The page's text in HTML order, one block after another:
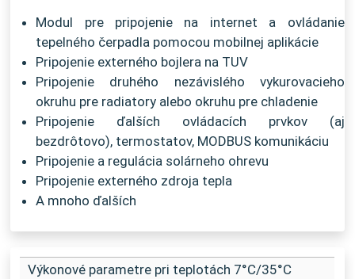
Modul pre pripojenie na internet a ovládanie
tepelného čerpadla pomocou mobilnej aplikácie
Pripojenie externého bojlera na TUV
Pripojenie druhého nezávislého vykurovacieho
okruhu pre radiatory alebo okruhu pre chladenie
Pripojenie ďalších ovládacích prvkov (aj
bezdrôtovo), termostatov, MODBUS komunikáciu
Pripojenie a regulácia solárneho ohrevu
Pripojenie externého zdroja tepla
A mnoho ďalších
Výkonové parametre pri teplotách 7°C/35°C